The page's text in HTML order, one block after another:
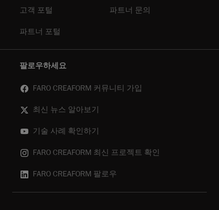
고객 포털 파트너 문의
파트너 포털
팔로우하세요
FARO CREAFORM 커뮤니티 가입
최신 뉴스 알아보기
기술 사례 확인하기
FARO CREAFORM 최신 프로젝트 확인
FARO CREAFORM 팔로우